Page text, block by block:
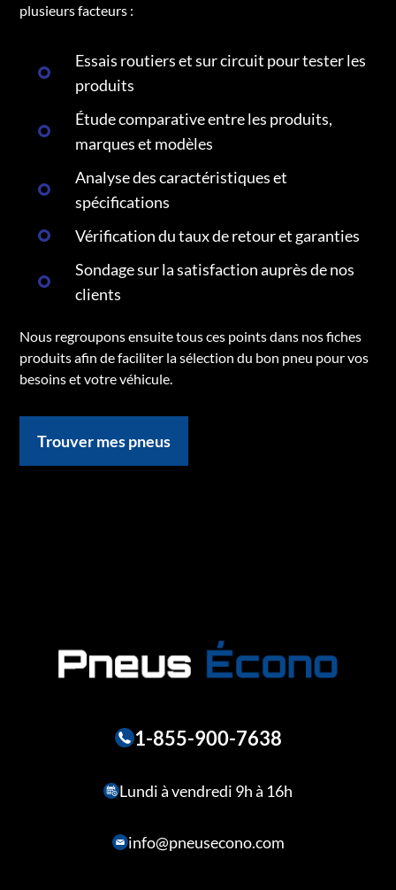
plusieurs facteurs :
Essais routiers et sur circuit pour tester les
produits
Étude comparative entre les produits,
marques et modèles
Analyse des caractéristiques et
spécifications
Vérification du taux de retour et garanties
Sondage sur la satisfaction auprès de nos
clients
Nous regroupons ensuite tous ces points dans nos fiches
produits afin de faciliter la sélection du bon pneu pour vos
besoins et votre véhicule.
Trouver mes pneus
1-855-900-7638
Lundi à vendredi 9h à 16h
info@pneusecono.com